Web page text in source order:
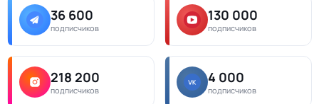
36 600
подписчиков
130 000
подписчиков
218 200
подписчиков
4 000
подписчиков